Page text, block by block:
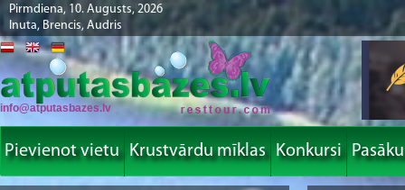
Pirmdiena, 10. Augusts, 2026
Inuta, Brencis, Audris
info@atputasbazes.lv
Pievienot vietu Krustvārdu mīklas Konkursi